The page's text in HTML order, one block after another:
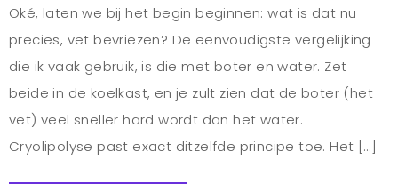
Oké, laten we bij het begin beginnen: wat is dat nu
precies, vet bevriezen? De eenvoudigste vergelijking
die ik vaak gebruik, is die met boter en water. Zet
beide in de koelkast, en je zult zien dat de boter (het
vet) veel sneller hard wordt dan het water.
Cryolipolyse past exact ditzelfde principe toe. Het […]